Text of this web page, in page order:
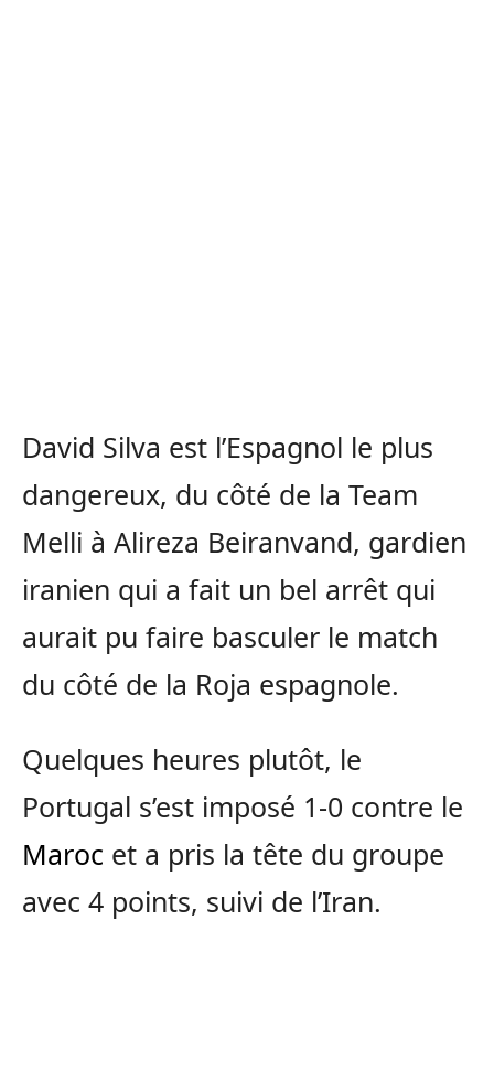
David Silva est l’Espagnol le plus
dangereux, du côté de la Team
Melli à Alireza Beiranvand, gardien
iranien qui a fait un bel arrêt qui
aurait pu faire basculer le match
du côté de la Roja espagnole.
Quelques heures plutôt, le
Portugal s’est imposé 1-0 contre le
Maroc et a pris la tête du groupe
avec 4 points, suivi de l’Iran.